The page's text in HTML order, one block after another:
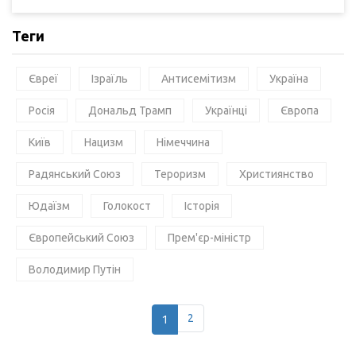
Теги
Євреї Ізраїль Антисемітизм Україна
Росія Дональд Трамп Українці Європа
Київ Нацизм Німеччина
Радянський Союз Тероризм Християнство
Юдаїзм Голокост Історія
Європейський Союз Прем'єр-міністр
Володимир Путін
1 2